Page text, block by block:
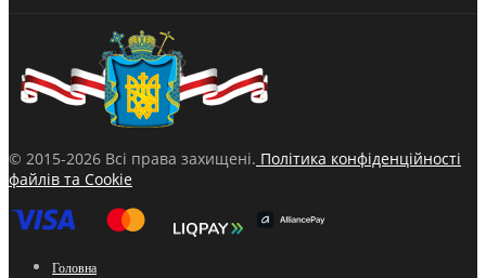
© 2015-2026 Всі права захищені. Політика конфіденційності
файлів та Cookie
Головна